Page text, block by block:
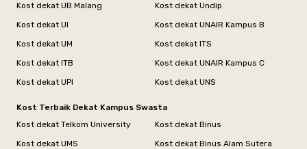
Kost dekat UB Malang
Kost dekat Undip
Kost dekat UI
Kost dekat UNAIR Kampus B
Kost dekat UM
Kost dekat ITS
Kost dekat ITB
Kost dekat UNAIR Kampus C
Kost dekat UPI
Kost dekat UNS
Kost Terbaik Dekat Kampus Swasta
Kost dekat Telkom University
Kost dekat Binus
Kost dekat UMS
Kost dekat Binus Alam Sutera